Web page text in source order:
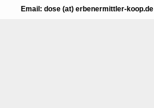
Email: dose (at) erbenermittler-koop.de